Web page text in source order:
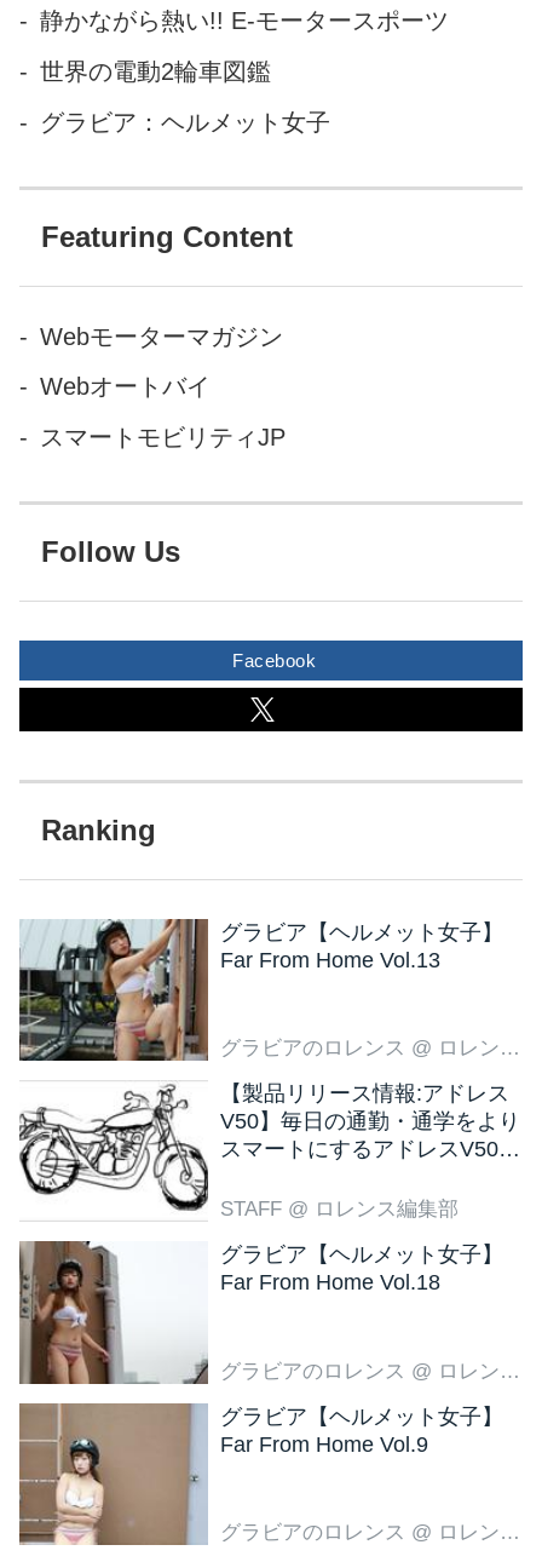
静かながら熱い!! E-モータースポーツ
世界の電動2輪車図鑑
グラビア：ヘルメット女子
Featuring Content
Webモーターマガジン
Webオートバイ
スマートモビリティJP
Follow Us
Facebook
グラビア【ヘルメット女子】
Far From Home Vol.13
グラビアのロレンス @ ロレンス編集部
【製品リリース情報:アドレス
V50】毎日の通勤・通学をより
スマートにするアドレスV50
STAFF @ ロレンス編集部
グラビア【ヘルメット女子】
Far From Home Vol.18
グラビアのロレンス @ ロレンス編集部
グラビア【ヘルメット女子】
Far From Home Vol.9
グラビアのロレンス @ ロレンス編集部